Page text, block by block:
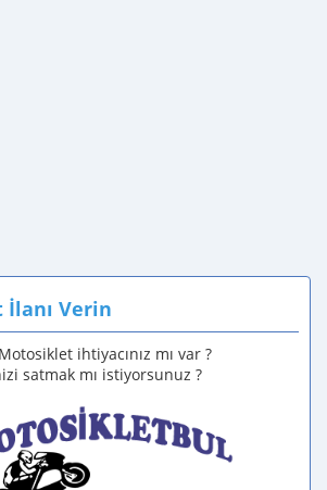
Verin
ihtiyacınız mı var ?
satmak mı istiyorsunuz ?